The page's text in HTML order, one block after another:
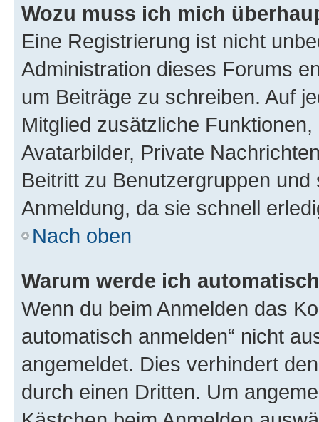
Wozu muss ich mich
Eine Registrierung ist nicht
Administration dieses Forums
um Beiträge zu schreiben. Auf
Mitglied zusätzliche
Avatarbilder, Private
Beitritt zu Benutzergruppen
Anmeldung, da sie schnell
Nach oben
Warum werde ich
Wenn du beim Anmelden das
automatisch anmelden“ nicht
angemeldet. Dies verhindert
durch einen Dritten. Um